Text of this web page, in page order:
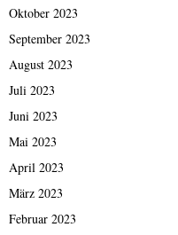
Oktober 2023
September 2023
August 2023
Juli 2023
Juni 2023
Mai 2023
April 2023
März 2023
Februar 2023